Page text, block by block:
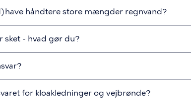
håndtere store mængder regnvand?
sket - hvad gør du?
for kloakledninger og vejbrønde?